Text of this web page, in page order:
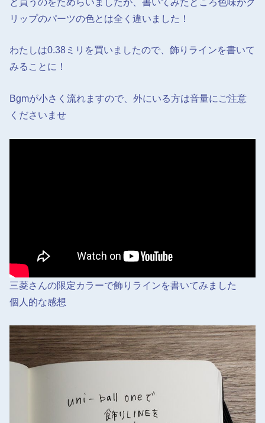
リップのパーツの色とは全く違いました！
わたしは0.38ミリを買いましたので、飾りラインを書いて
みることに！
Bgmが小さく流れますので、外にいる方は音量にご注意
くださいませ
三菱さんの限定カラーで飾りラインを書いてみました
個人的な感想